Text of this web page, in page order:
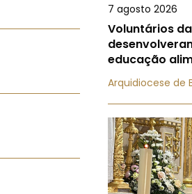
7 agosto 2026
Voluntários
educação
Arquidiocese de